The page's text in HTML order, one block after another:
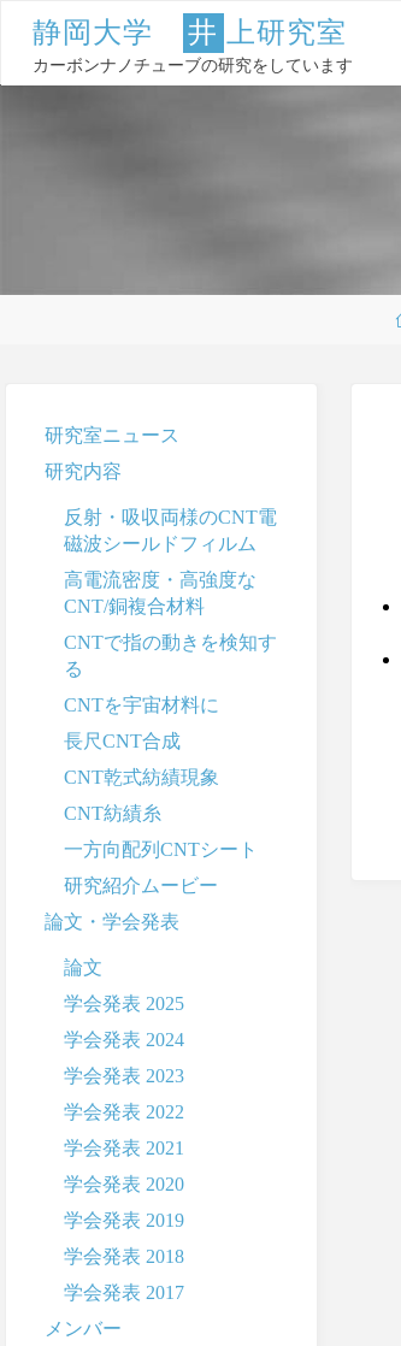
ン
静岡 大学 井 上研究室
カーボンナノチューブの研究をしています
研究室ニュース
研究内容
反射・吸収両様のCNT電
磁波シールドフィルム
高電流密度・高強度な
CNT/銅複合材料
CNTで指の動きを検知す
る
CNTを宇宙材料に
長尺CNT合成
CNT乾式紡績現象
CNT紡績糸
一方向配列CNTシート
研究紹介ムービー
論文・学会発表
論文
学会発表 2025
学会発表 2024
学会発表 2023
学会発表 2022
学会発表 2021
学会発表 2020
学会発表 2019
学会発表 2018
学会発表 2017
メンバー